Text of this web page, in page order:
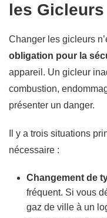
les Gicleurs
Changer les gicleurs
obligation pour la
appareil. Un gicleur
combustion,
présenter un danger.
Il y a trois situations
nécessaire :
Changement de
fréquent. Si vous
gaz de ville à un